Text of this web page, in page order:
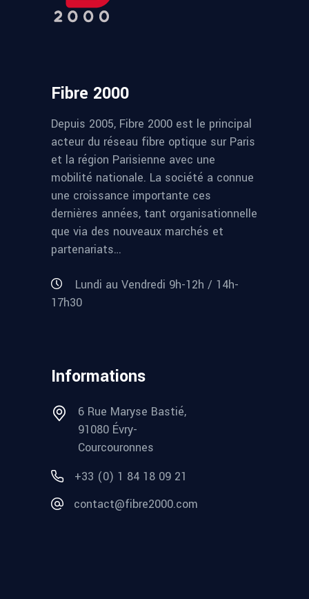
Fibre 2000
Depuis 2005, Fibre 2000 est le principal
acteur du réseau fibre optique sur Paris
et la région Parisienne avec une
mobilité nationale. La société a connue
une croissance importante ces
dernières années, tant organisationnelle
que via des nouveaux marchés et
partenariats…
Lundi au Vendredi 9h-12h / 14h-
17h30
Informations
6 Rue Maryse Bastié,
91080 Évry-
Courcouronnes
+33 (0) 1 84 18 09 21
contact@fibre2000.com